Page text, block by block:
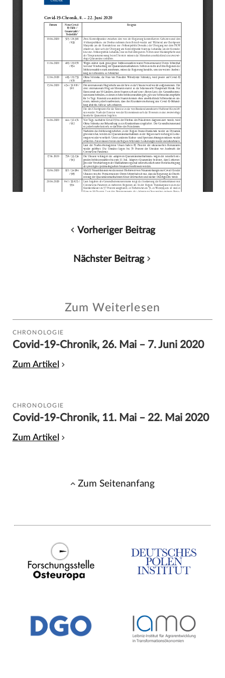
Vorheriger Beitrag
Nächster Beitrag
Zum Weiterlesen
CHRONOLOGIE
Covid-19-Chronik, 26. Mai – 7. Juni 2020
Zum Artikel
CHRONOLOGIE
Covid-19-Chronik, 11. Mai – 22. Mai 2020
Zum Artikel
Zum Seitenanfang